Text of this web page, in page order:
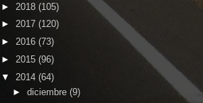
► 2018 (105)
► 2017 (120)
► 2016 (73)
► 2015 (96)
▼ 2014 (64)
► diciembre (9)